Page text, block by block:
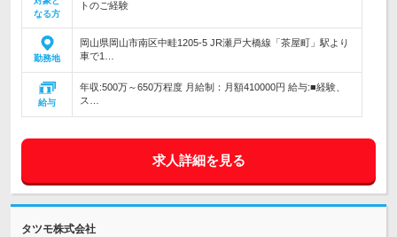
なる方
トのご経験
勤務地
岡山県岡山市南区中畦1205-5 JR瀬戸大橋線「茶屋町」駅より
車で1…
給与
年収:500万～650万程度 月給制：月額410000円 給与:■経験、
ス…
求人詳細を見る
タツモ株式会社